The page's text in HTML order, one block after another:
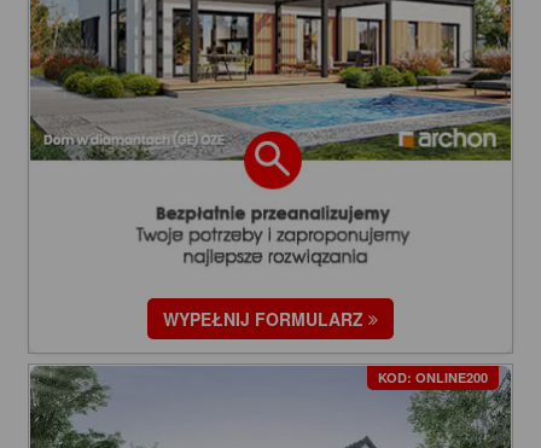
WYPEŁNIJ FORMULARZ
KOD: ONLINE200